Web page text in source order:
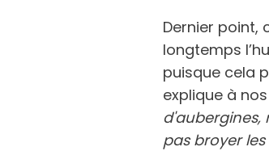
Dernier point,
longtemps
puisque cela
explique à
d'aubergines,
pas broyer